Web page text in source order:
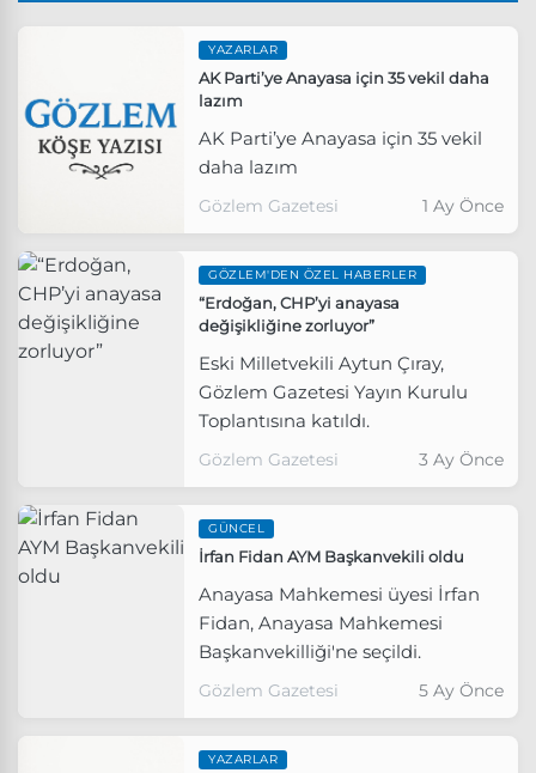
YAZARLAR
AK Parti’ye Anayasa için 35 vekil daha
lazım
AK Parti’ye Anayasa için 35 vekil
daha lazım
Gözlem Gazetesi 1 Ay Önce
GÖZLEM'DEN ÖZEL HABERLER
“Erdoğan, CHP’yi anayasa
değişikliğine zorluyor”
Eski Milletvekili Aytun Çıray,
Gözlem Gazetesi Yayın Kurulu
Toplantısına katıldı.
Gözlem Gazetesi 3 Ay Önce
GÜNCEL
İrfan Fidan AYM Başkanvekili oldu
Anayasa Mahkemesi üyesi İrfan
Fidan, Anayasa Mahkemesi
Başkanvekilliği'ne seçildi.
Gözlem Gazetesi 5 Ay Önce
YAZARLAR